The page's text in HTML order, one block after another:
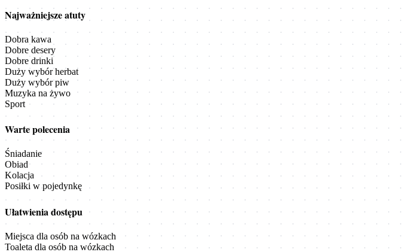
Najważniejsze atuty
Dobra kawa
Dobre desery
Dobre drinki
Duży wybór herbat
Duży wybór piw
Muzyka na żywo
Sport
Warte polecenia
Śniadanie
Obiad
Kolacja
Posiłki w pojedynkę
Ułatwienia dostępu
Miejsca dla osób na wózkach
Toaleta dla osób na wózkach